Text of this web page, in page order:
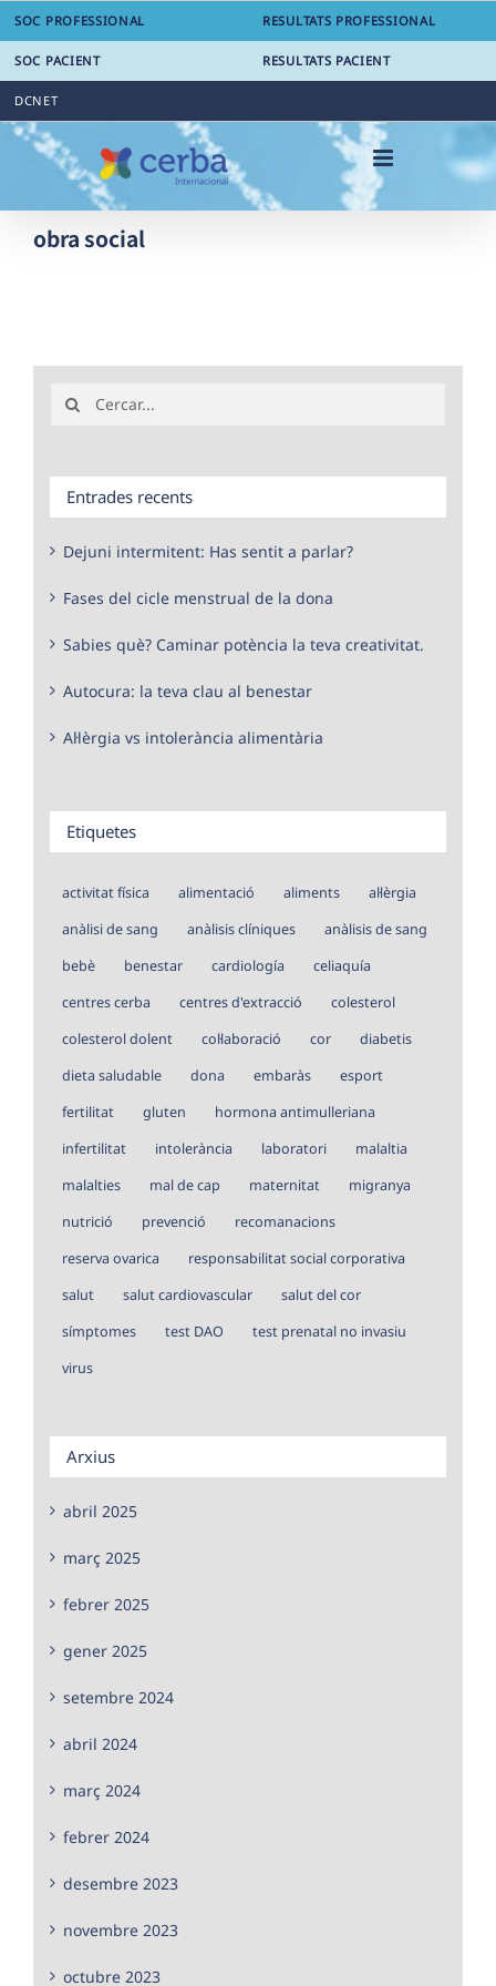
Skip
content
SOC PROFESSIONAL RESULTATS PROFESSIONAL
SOC PACIENT RESULTATS PACIENT
DCNET
obra social
for:
Entrades recents
Dejuni intermitent: Has sentit a parlar?
Fases del cicle menstrual de la dona
Sabies què? Caminar potència la teva creativitat.
Autocura: la teva clau al benestar
Al·lèrgia vs intolerància alimentària
Etiquetes
activitat física alimentació aliments
al·lèrgia
anàlisi de sang
anàlisis clíniques
anàlisis de sang
bebè
benestar cardiología
celiaquía
centres cerba
centres d'extracció
colesterol
colesterol dolent
col·laboració cor
diabetis
dieta saludable
dona embaràs
esport
fertilitat
gluten
hormona antimulleriana
infertilitat
intolerància laboratori
malaltia
malalties
mal de cap maternitat
migranya
nutrició
prevenció
recomanacions
reserva ovarica
responsabilitat social corporativa
salut
salut cardiovascular
salut del cor
símptomes
test DAO
test prenatal no invasiu
virus
Arxius
abril 2025
març 2025
febrer 2025
gener 2025
setembre 2024
abril 2024
març 2024
febrer 2024
desembre 2023
novembre 2023
octubre 2023